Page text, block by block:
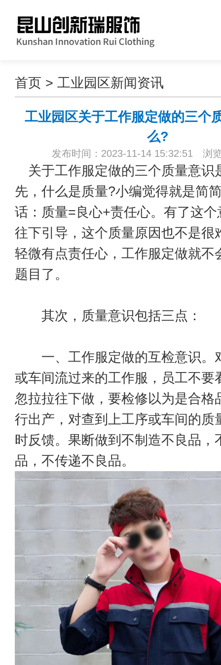
首页 > 工业园区新闻资讯
工业园区关于工作服定做的三个
么?
发布时间：2023-11-14 15:32:51 浏
关于工作服定做的三个质量意识
先，什么是质量?小编觉得就是简
话：质量=良心+责任心。有了这
往下引导，这个质量原因也不是很
轻微有点责任心，工作服定做就不
题目了。
其次，质量意识包括三点：
一、工作服定做的互检意识。
或车间流过来的工作服，员工不要
忽拉拉往下做，要检修以为是合格
行出产，对查到上工序或车间的质
时反馈。果断做到不制造不良品，
品，不传递不良品。